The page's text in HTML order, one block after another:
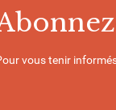
vous tenir